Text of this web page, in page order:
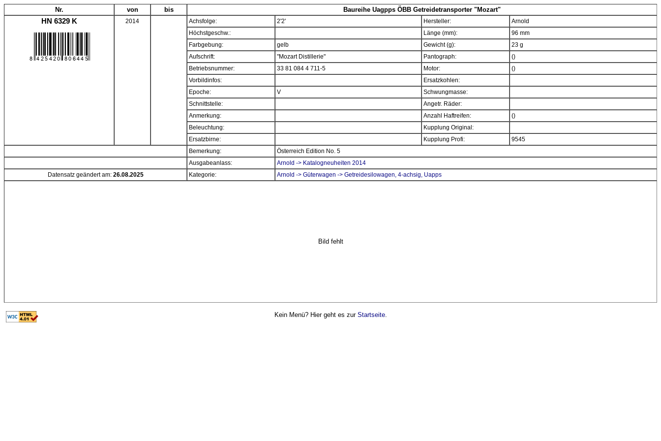
Nr. von bis Baureihe Uagpps ÖBB Getreidetransporter "Mozart"
HN 6329 K 2014 Achsfolge: 2'2' Hersteller:
Arnold
Höchstgeschw.:
Länge (mm):
96 mm
Farbgebung:
gelb Gewicht (g):
23 g
Aufschrift:
"Mozart Distillerie" Pantograph:
()
Betriebsnummer:
33 81 084 4 711-5 Motor:
()
Vorbildinfos:
Ersatzkohlen:
Epoche:
V
Schwungmasse:
Schnittstelle:
Angetr. Räder:
Anmerkung:
Anzahl Haftreifen:
()
Beleuchtung:
Kupplung Original:
Ersatzbirne:
Kupplung Profi:
9545
Bemerkung:
Österreich Edition No. 5
Ausgabeanlass:
Arnold -> Katalogneuheiten 2014
Datensatz geändert am: 26.08.2025 Kategorie: Arnold -> Güterwagen -> Getreidesilowagen, 4-achsig, Uapps
Bild fehlt
Kein Menü? Hier geht es zur Startseite.